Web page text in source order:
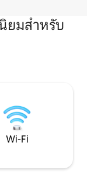
ยมสำหรับ
Wi-Fi